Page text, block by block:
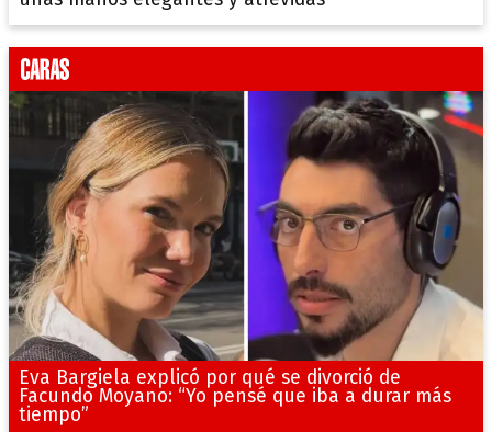
Eva Bargiela explicó por qué se divorció de
Facundo Moyano: “Yo pensé que iba a durar más
tiempo”